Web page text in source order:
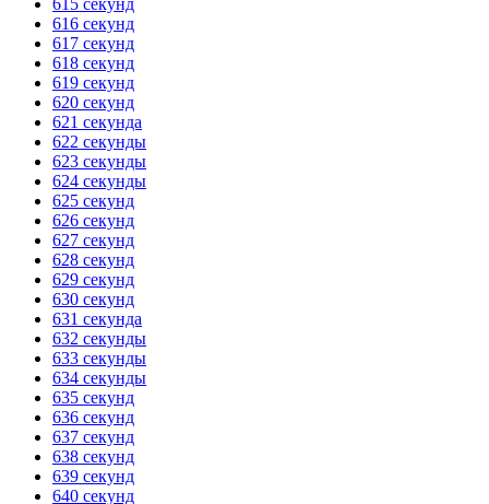
615 секунд
616 секунд
617 секунд
618 секунд
619 секунд
620 секунд
621 секунда
622 секунды
623 секунды
624 секунды
625 секунд
626 секунд
627 секунд
628 секунд
629 секунд
630 секунд
631 секунда
632 секунды
633 секунды
634 секунды
635 секунд
636 секунд
637 секунд
638 секунд
639 секунд
640 секунд